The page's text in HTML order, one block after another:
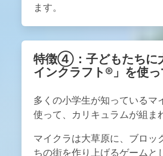
ます。
特徴④：子どもたちに
インクラフト®」を使
多くの小学生が知っているマ
使って、カリキュラムが組ま
マイクラは大草原に、ブロッ
ちの街を作り上げるゲームと